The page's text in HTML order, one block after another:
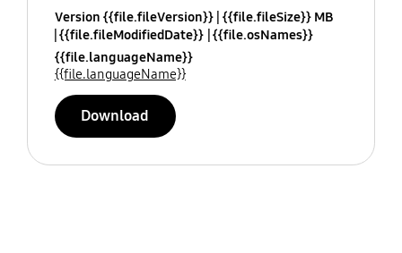
Version {{file.fileVersion}} {{file.fileSize}} MB
{{file.fileModifiedDate}} {{file.osNames}}
{{file.languageName}}
{{file.languageName}}
Download